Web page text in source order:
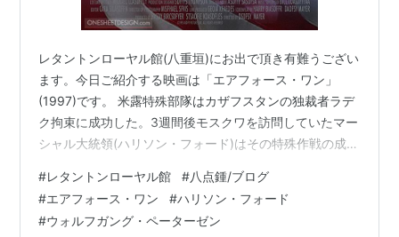
レタントンローヤル館(八重垣)にお出で頂き有難うござい
ます。今日ご紹介する映画は「エアフォース・ワン」
(1997)です。 米露特殊部隊はカザフスタンの独裁者ラデ
ク拘束に成功した。3週間後モスクワを訪問していたマー
シャル大統領(ハリソン・フォード)はその特殊作戦の成功
ス・ワンで帰路に就いた時、取材の為乗り込んでいたロ
シアテレビクルーのリーダー、コルシュノフ(ゲーリー・
オールドマン)が突然発砲し機内を制圧する。彼らはテレ
#レタントンローヤル館 #八点鍾/ブログ
#エアフォース・ワン #ハリソン・フォード
#ウォルフガング・ペーターゼン